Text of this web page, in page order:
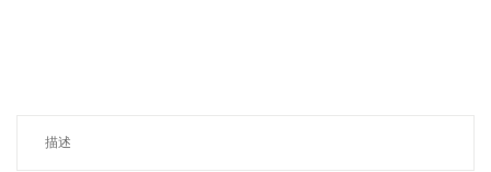
描述